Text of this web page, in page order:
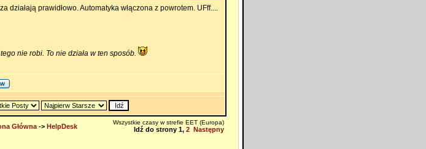
działają prawidłowo. Automatyka włączona z powrotem. UFff....
nie robi. To nie działa w ten sposób.
Główna-> HelpDesk
Wszystkie czasy w strefie EET (Europa)
Idź do strony 1, 2 Następny